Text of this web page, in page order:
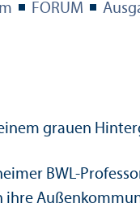
FORUM
BWL-